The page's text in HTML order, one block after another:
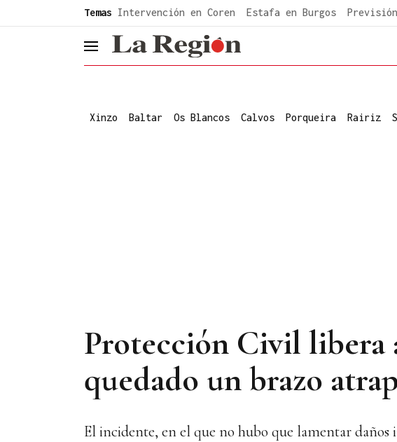
Temas Intervención en Coren Estafa en Burgos
header.menu.open
Xinzo Baltar Os Blancos Calvos Porqueira Rairiz
Protección Civil libera
quedado un brazo
El incidente, en el que no hubo que lamentar